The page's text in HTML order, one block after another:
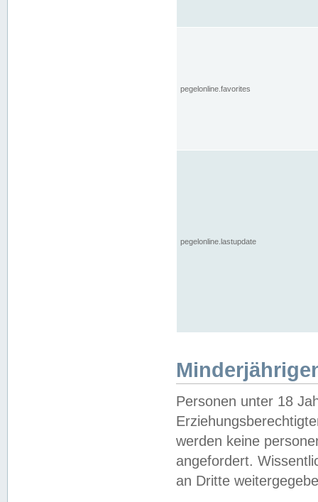
pegelonline.favorites
pegelonline.lastupdate
Personen unter 18
werden keine
angefordert.
an Dritte